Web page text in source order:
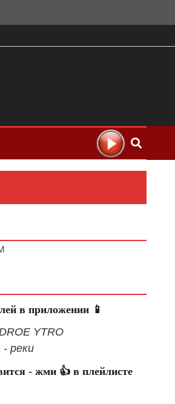
в приложении 📱
YTRO
- реки
- жми 👍 в плейлисте